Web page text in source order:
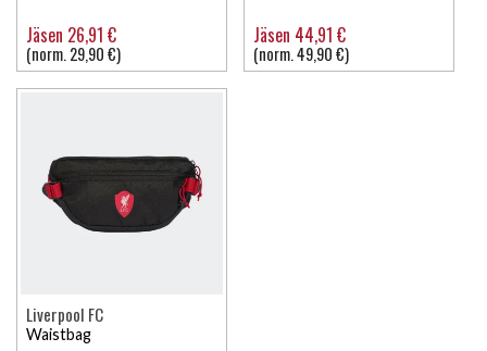
Jäsen 26,91 €
(norm. 29,90 €)
Jäsen 44,91 €
(norm. 49,90 €)
Liverpool FC
Waistbag